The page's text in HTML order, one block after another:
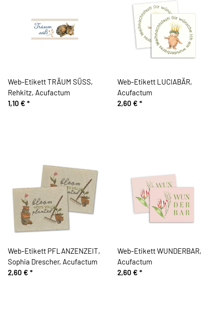
Web-Etikett TRÄUM SÜSS,
Rehkitz, Acufactum
1,10 € *
Web-Etikett LUCIABÄR,
Acufactum
2,60 € *
Web-Etikett PFLANZENZEIT,
Sophia Drescher, Acufactum
2,60 € *
Web-Etikett WUNDERBAR,
Acufactum
2,60 € *